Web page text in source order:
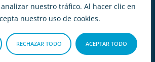
nuestro tráfico. Al hacer clic en
nuestro uso de cookies.
RECHAZAR TODO ACEPTAR TODO
Seguros – Mapa del Sitio –